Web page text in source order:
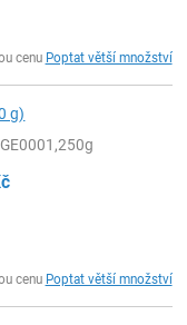
cenu Poptat větší množství
g)
cenu Poptat větší množství